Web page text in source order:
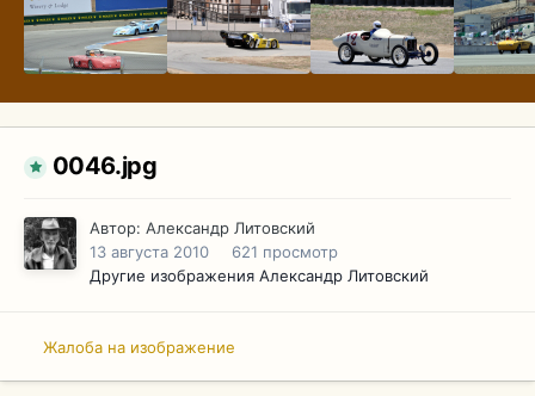
0046.jpg
Автор: Александр Литовский
13 августа 2010
621 просмотр
Другие изображения Александр Литовский
Жалоба на изображение